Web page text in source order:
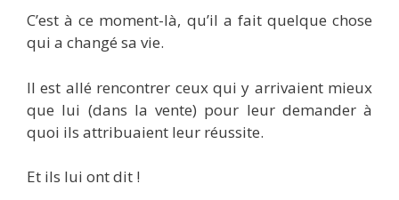
C’est à ce moment-là, qu’il a fait quelque chose
qui a changé sa vie.
Il est allé rencontrer ceux qui y arrivaient mieux
que lui (dans la vente) pour leur demander à
quoi ils attribuaient leur réussite.
Et ils lui ont dit !